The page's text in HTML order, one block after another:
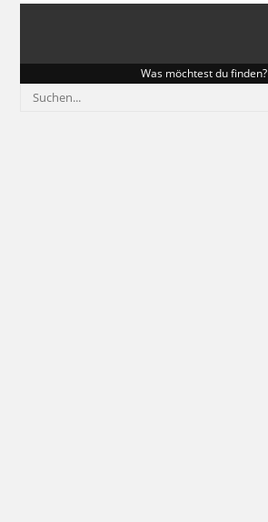
Was möchtest du finden?